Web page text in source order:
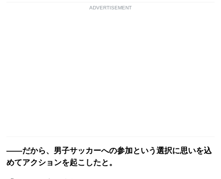
ADVERTISEMENT
――だから、男子サッカーへの参加という選択に思いを込
めてアクションを起こしたと。